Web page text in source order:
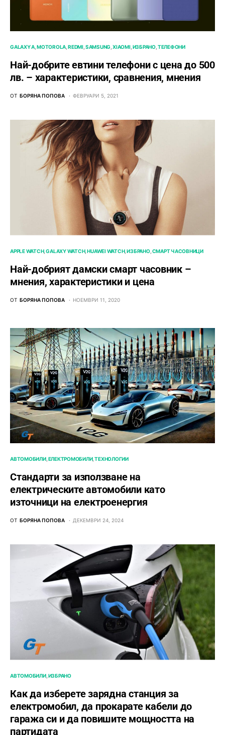
GALAXY A MOTOROLA REDMI SAMSUNG XIAOMI ИЗБРАНО ТЕЛЕФОНИ
Най-добрите евтини телефони с ценa до 500
лв. – характeристики, сравнения, мнения
ОТ БОРЯНА ПОПОВА ФЕВРУАРИ 5, 2021
APPLE WATCH GALAXY WATCH HUAWEI WATCH ИЗБРАНО СМАРТ ЧАСОВНИЦИ
Най-добрият дамски смарт часовник –
мнения, характеристики и цена
ОТ БОРЯНА ПОПОВА НОЕМВРИ 11, 2020
АВТОМОБИЛИ ЕЛЕКТРОМОБИЛИ ТЕХНОЛОГИИ
Стандарти за използване на
електрическите автомобили като
източници на електроенергия
ОТ БОРЯНА ПОПОВА ДЕКЕМВРИ 24, 2024
АВТОМОБИЛИ ИЗБРАНО
Как да изберете зарядна станция за
електромобил, да прокарате кабели до
гаража си и да повишите мощността на
партидата